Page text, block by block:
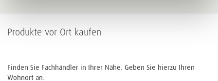
Produkte vor Ort kaufen
Finden Sie Fachhändler in Ihrer Nähe. Geben Sie hierzu Ihren
Wohnort an.